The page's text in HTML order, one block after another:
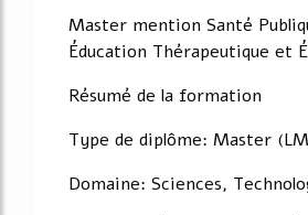
Master mention Santé
Éducation Thérapeutique et
Résumé de la formation
Type de diplôme: Master
Domaine: Sciences,